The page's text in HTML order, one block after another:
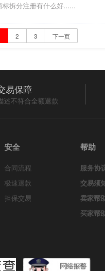
拆分注册有什么好......
2 3 下一页
易保障
述不符合全额退款
安全
合同流程
极速退款
担保交易
帮助
服务协
交易须
卖家帮
买家帮